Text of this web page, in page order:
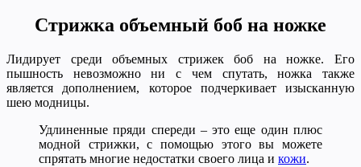
Стрижка объемный боб на ножке
Лидирует среди объемных стрижек боб на ножке. Его
пышность невозможно ни с чем спутать, ножка также
является дополнением, которое подчеркивает изысканную
шею модницы.
Удлиненные пряди спереди – это еще один плюс
модной стрижки, с помощью этого вы можете
спрятать многие недостатки своего лица и кожи.